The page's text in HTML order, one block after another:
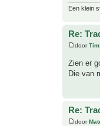
Een klein
Re:
door
Zien er
Die van
Re:
door